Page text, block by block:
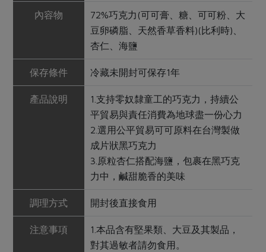
內容物
72%巧克力(可可膏、糖、可可粉、大
豆卵磷脂、天然香草香料)(比利時)、
杏仁、海鹽
保存條件 冷藏未開封可保存1年
產品說明
1.支持零奴隸童工的巧克力，持續公
平貿易與責任消費為地球盡一份心力
2.選用公平貿易可可原料在台灣製做
成片狀黑巧克力
3.原粒杏仁搭配海鹽，包裹在黑巧克
力中，鹹甜脆香的美味
調理方式 開封後直接食用
注意事項
1.本品含有堅果類、大豆及其製品，
對其過敏者請勿食用。